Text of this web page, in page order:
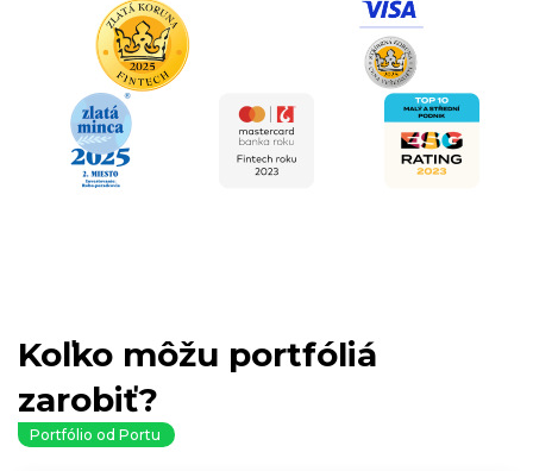
Koľko môžu portfóliá
zarobiť?
Portfólio od Portu